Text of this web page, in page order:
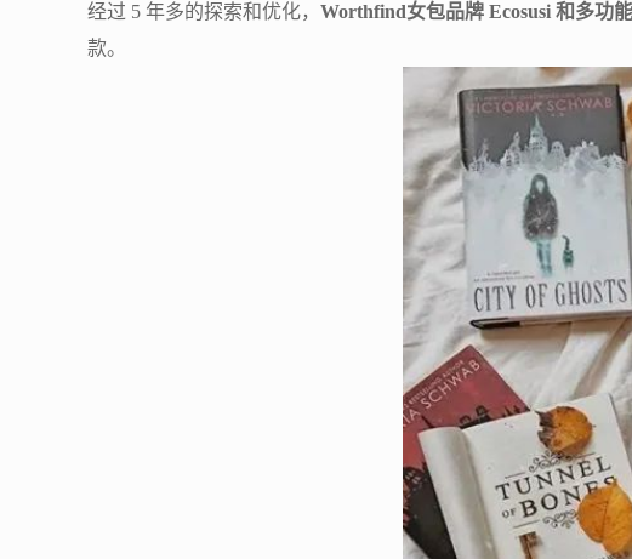
经过 5 年多的探索和优化， Worthfind女包品牌 Ecosusi 和多功
款。